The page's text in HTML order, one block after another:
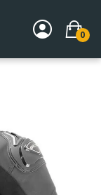
0
Kurtki